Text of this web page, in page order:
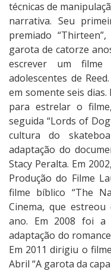
técnicas de
narrativa. Seu
premiado
garota de catorze
escrever um filme
adolescentes de
em somente seis
para estrelar o
seguida “Lords of
cultura do
adaptação do
Stacy Peralta. Em
Produção do Filme
filme bíblico “The
Cinema, que
ano. Em 2008 foi a
adaptação do
Em 2011 dirigiu o
Abril “A garota da